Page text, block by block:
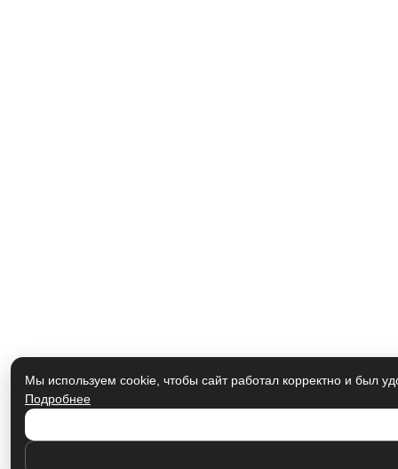
Мы используем cookie, чтобы сайт работал корректно и был
Подробнее